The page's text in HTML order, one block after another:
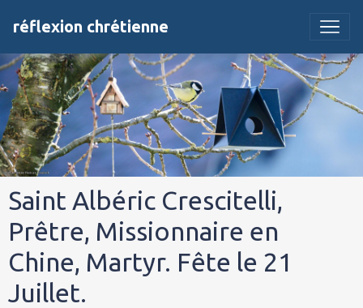
réflexion chrétienne
Saint Albéric Crescitelli,
Prêtre, Missionnaire en
Chine, Martyr. Fête le 21
Juillet.